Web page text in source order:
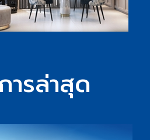
ารล่าสุด